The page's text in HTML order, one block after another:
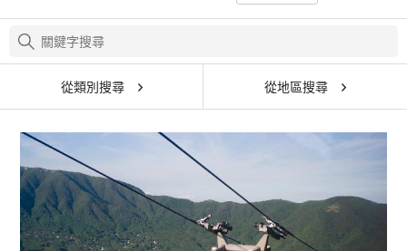
從類別搜尋 從地區搜尋